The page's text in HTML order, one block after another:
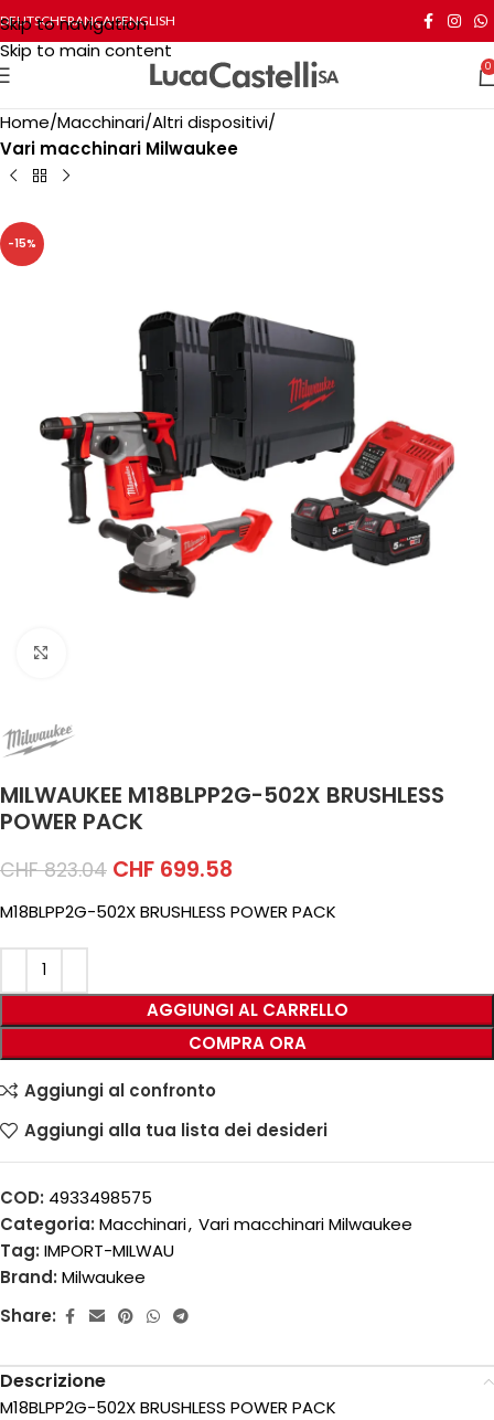
Skip to navigation
Skip to main content
DEUTSCHFRANÇAISENGLISH
0
Home Macchinari Altri dispositivi
Vari macchinari Milwaukee
-15%
MILWAUKEE M18BLPP2G-502X BRUSHLESS
POWER PACK
CHF823.04 CHF 699.58
M18BLPP2G-502X BRUSHLESS POWER PACK
AGGIUNGI AL CARRELLO
COMPRA ORA
Aggiungi al confronto
Aggiungi alla tua lista dei desideri
COD: 4933498575
Categoria: Macchinari, Vari macchinari Milwaukee
Tag: IMPORT-MILWAU
Brand: Milwaukee
Share:
Descrizione
M18BLPP2G-502X BRUSHLESS POWER PACK